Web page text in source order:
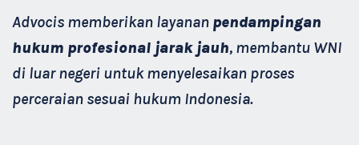
Advocis memberikan layanan pendampingan
hukum profesional jarak jauh, membantu WNI
di luar negeri untuk menyelesaikan proses
perceraian sesuai hukum Indonesia.